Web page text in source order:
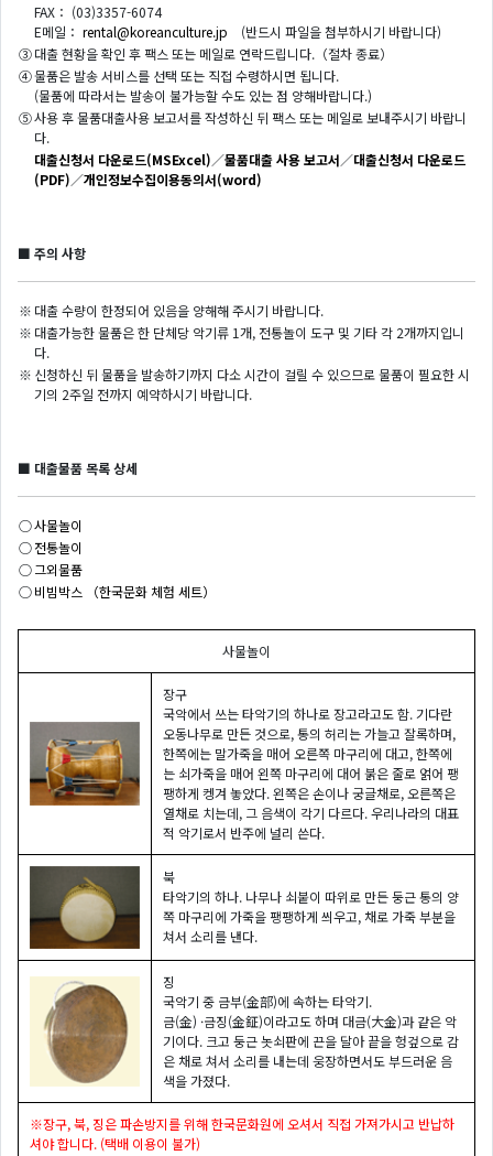
FAX： (03)3357-6074
E메일： rental@koreanculture.jp (반드시 파일을 첨부하시기 바랍니다)
③대출 현황을 확인 후 팩스 또는 메일로 연락드립니다.（절차 종료）
④물품은 발송 서비스를 선택 또는 직접 수령하시면 됩니다.
(물품에 따라서는 발송이 불가능할 수도 있는 점 양해바랍니다.)
⑤사용 후 물품대출사용 보고서를 작성하신 뒤 팩스 또는 메일로 보내주시기 바랍니
다.
대출신청서 다운로드(MSExcel)／물품대출 사용 보고서／대출신청서 다운로드
(PDF)／개인정보수집이용동의서(word)
■ 주의 사항
※ 대출 수량이 한정되어 있음을 양해해 주시기 바랍니다.
※ 대출가능한 물품은 한 단체당 악기류 1개, 전통놀이 도구 및 기타 각 2개까지입니
다.
※ 신청하신 뒤 물품을 발송하기까지 다소 시간이 걸릴 수 있으므로 물품이 필요한 시
기의 2주일 전까지 예약하시기 바랍니다.
■ 대출물품 목록 상세
○사물놀이
○전통놀이
○그외물품
○비빔박스 （한국문화 체험 세트）
사물놀이
장구
국악에서 쓰는 타악기의 하나로 장고라고도 함. 기다란
오동나무로 만든 것으로, 통의 허리는 가늘고 잘록하며,
한쪽에는 말가죽을 매어 오른쪽 마구리에 대고, 한쪽에
는 쇠가죽을 매어 왼쪽 마구리에 대어 붉은 줄로 얽어 팽
팽하게 켕겨 놓았다. 왼쪽은 손이나 궁글채로, 오른쪽은
열채로 치는데, 그 음색이 각기 다르다. 우리나라의 대표
적 악기로서 반주에 널리 쓴다.
북
타악기의 하나. 나무나 쇠붙이 따위로 만든 둥근 통의 양
쪽 마구리에 가죽을 팽팽하게 씌우고, 채로 가죽 부분을
쳐서 소리를 낸다.
징
국악기 중 금부(金部)에 속하는 타악기.
금(金) ·금징(金鉦)이라고도 하며 대금(大金)과 같은 악
기이다. 크고 둥근 놋쇠판에 끈을 달아 끝을 헝겊으로 감
은 채로 쳐서 소리를 내는데 웅장하면서도 부드러운 음
색을 가졌다.
※장구, 북, 징은 파손방지를 위해 한국문화원에 오셔서 직접 가져가시고 반납하
셔야 합니다. (택배 이용이 불가)